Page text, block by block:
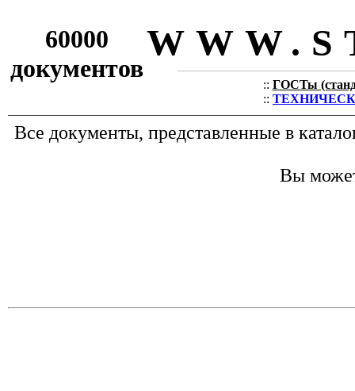
60000
документов
:: ГОСТы
::
Все документы, представленные в
Вы